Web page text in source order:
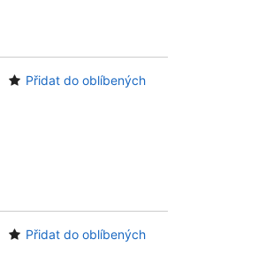
Přidat do oblíbených
Přidat do oblíbených